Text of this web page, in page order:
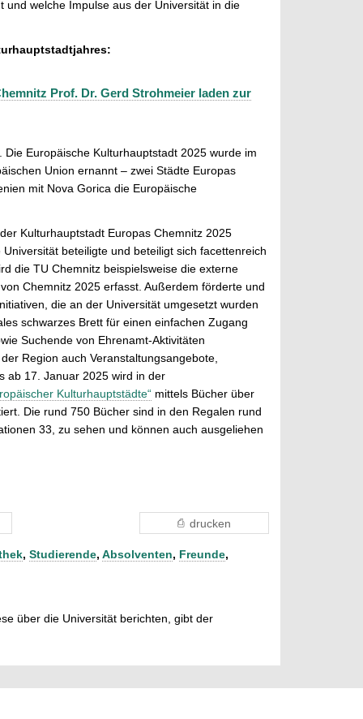
und welche Impulse aus der Universität in die
Prof. Dr. Gerd Strohmeier laden zur
Europäische Kulturhauptstadt 2025 wurde im
Union ernannt – zwei Städte Europas
mit Nova Gorica die Europäische
Kulturhauptstadt Europas Chemnitz 2025
beteiligte und beteiligt sich facettenreich
die TU Chemnitz beispielsweise die externe
Chemnitz 2025 erfasst. Außerdem förderte und
die an der Universität umgesetzt wurden
schwarzes Brett für einen einfachen Zugang
Suchende von Ehrenamt-Aktivitäten
Region auch Veranstaltungsangebote,
ab 17. Januar 2025 wird in der
Kulturhauptstädte“ mittels Bücher über
Die rund 750 Bücher sind in den Regalen rund
33, zu sehen und können auch ausgeliehen
drucken
, Studierende, Absolventen, Freunde,
über die Universität berichten, gibt der